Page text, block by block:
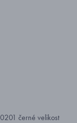
černé velikost